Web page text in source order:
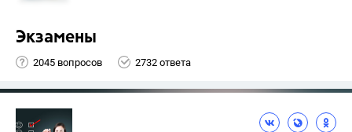
Экзамены
2045 вопросов 2732 ответа